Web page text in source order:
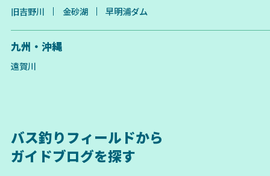
旧吉野川 金砂湖 早明浦ダム
九州・沖縄
遠賀川
バス釣りフィールドから
ガイドブログを探す